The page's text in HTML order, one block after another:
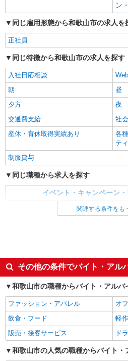
ン
同じ雇用形態から和歌山市の求人を
正社員
同じ特徴から和歌山市の求人を探す
入社日応相談
朝
昼
夕方
夜
交通費支給
社
産休・育休取得実績あり
各
テ
制服貸与
同じ職種から求人を探す
イベント・キャンペーン
同じ特徴から求人を探す関連する条件をも
その他の条件でバイト・アル
和歌山市の職種からバイト・アルバ
ファッション・アパレル
オ
飲食・フード
軽
販売・接客サービス
ド
和歌山市の人気の職種からバイト